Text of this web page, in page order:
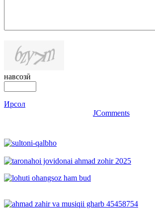
навсозӣ
Ирсол
JComments